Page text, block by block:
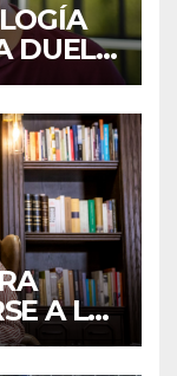
DUELO
A LA
DE